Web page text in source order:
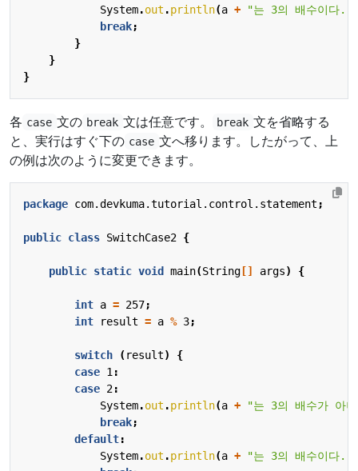
System.out .println(a + "는 3의 배수이다."
break;
}
}
}
各 case 文の break 文は任意です。 break 文を省略する
と、実行はすぐ下の case 文へ移ります。したがって、上
の例は次のように変更できます。
package com.devkuma.tutorial.control.statement ;
public class SwitchCase2 {
public static void main(String [] args) {
int a = 257;
int
result = a % 3;
switch (result)
{
case 1 :
case 2:
System.out .println(a +
"는 3의 배수가 아
break;
default:
System.out .println(a + "는 3의 배수이다."